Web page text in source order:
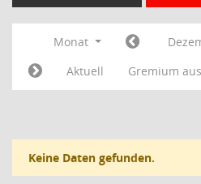
Monat
Aktuell
Gremium
Keine Daten gefunden.